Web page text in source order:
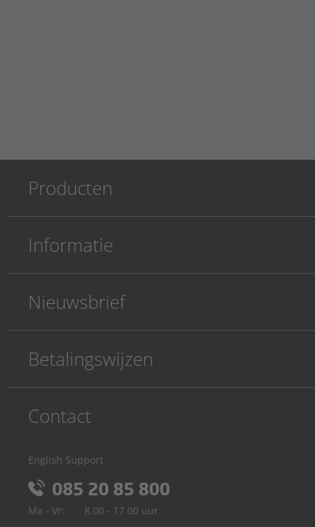
Producten
Informatie
Nieuwsbrief
Betalingswijzen
Contact
English Support
085 20 85 800
Ma - Vr: 8.00 - 17.00 uur